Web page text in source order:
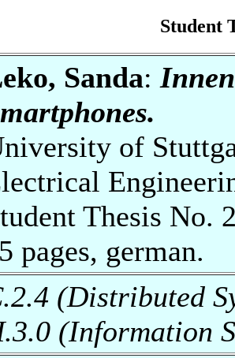
Student
Sanda:
of
Thesis No.
pages, german.
(Distributed
(Information